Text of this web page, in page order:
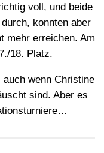
voll, und beide
konnten aber
mehr erreichen. Am
18. Platz.
wenn Christine
sind. Aber es